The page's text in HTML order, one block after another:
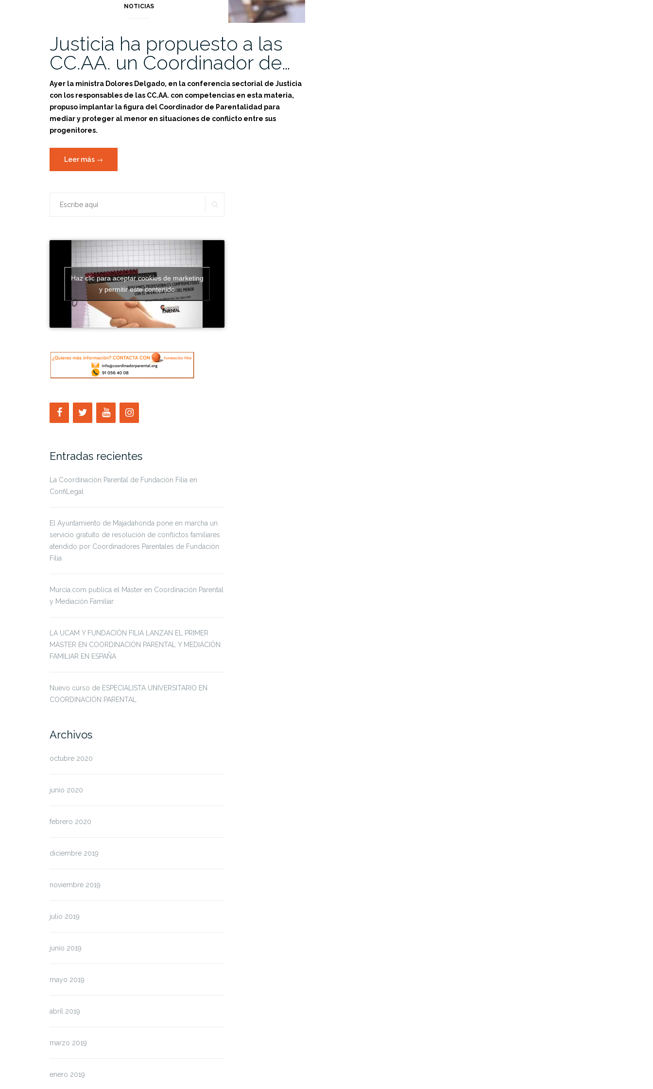
NOTICIAS
Justicia ha propuesto a las
CC.AA. un Coordinador de…
Ayer la ministra Dolores Delgado, en la conferencia sectorial de Justicia
con los responsables de las CC.AA. con competencias en esta materia,
propuso implantar la figura del Coordinador de Parentalidad para
mediar y proteger al menor en situaciones de conflicto entre sus
progenitores.
Leer más «Justicia
ha
las
Coordinador
de
Parentalidad»
→
Buscar:
Haz clic para aceptar cookies de marketing
y permitir este contenido
Entradas recientes
La Coordinación Parental de Fundación Filia en
ConfiLegal
El Ayuntamiento de Majadahonda pone en marcha un
servicio gratuito de resolución de conflictos familiares
atendido por Coordinadores Parentales de Fundación
Filia
Murcia.com publica el Máster en Coordinación Parental
y Mediación Familiar
LA UCAM Y FUNDACIÓN FILIA LANZAN EL PRIMER
MASTER EN COORDINACIÓN PARENTAL Y MEDIACIÓN
FAMILIAR EN ESPAÑA
Nuevo curso de ESPECIALISTA UNIVERSITARIO EN
COORDINACIÓN PARENTAL
Archivos
octubre 2020
junio 2020
febrero 2020
diciembre 2019
noviembre 2019
julio 2019
junio 2019
mayo 2019
abril 2019
marzo 2019
enero 2019